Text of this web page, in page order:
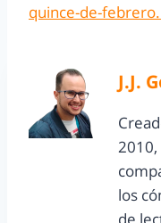
quince-de-
J.J.
2010,
los